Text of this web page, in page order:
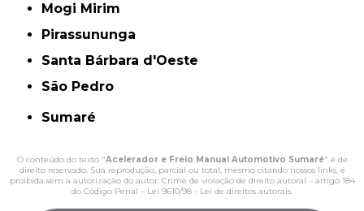
Mogi Mirim
Pirassununga
Santa Bárbara d'Oeste
São Pedro
Sumaré
O conteúdo do texto "Acelerador e Freio Manual Automotivo Sumaré" é de
direito reservado. Sua reprodução, parcial ou total, mesmo citando nossos links, é
proibida sem a autorização do autor. Crime de violação de direito autoral – artigo 184
do Código Penal – Lei 9610/98 - Lei de direitos autorais.